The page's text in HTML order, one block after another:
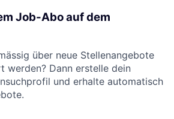
Job-Abo auf dem
über neue Stellenangebote
werden? Dann erstelle dein
und erhalte automatisch